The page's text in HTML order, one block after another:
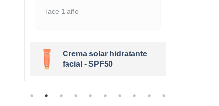
Hace 1 año
Crema solar hidratante
facial - SPF50